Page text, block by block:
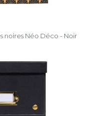
noires Néo Déco - Noir